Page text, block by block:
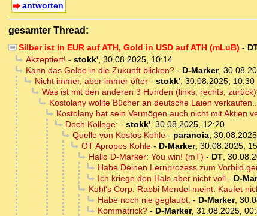
antworten
gesamter Thread:
Silber ist in EUR auf ATH, Gold in USD auf ATH (mLuB) -
Akzeptiert! - stokk', 30.08.2025, 10:14
Kann das Gelbe in die Zukunft blicken?- D-Marker,
Nicht immer, aber immer öfter- stokk', 30.08.2025, 10:30
Was ist mit den anderen 3 Hunden (links, rechts,
Kostolany wollte Bücher an deutsche Laien
Kostolany hat sein Vermögen auch nicht mit Aktien
Doch Kollege: - stokk', 30.08.2025, 12:20
Quelle von Kostos Kohle- paranoia,
OT Apropos Kohle- D-Marker, 30.08.2025,
Hallo D-Marker: You win! (mT) - DT,
Habe Deinen Lernprozess zum Vorbild
Ich kriege den Hals aber nicht voll- D-
Kohl's Corp: Rabbi Mendel meint: Kaufet
Habe noch nie geglaubt, - D-Marker,
Kommatrick?- D-Marker, 31.08.2025,